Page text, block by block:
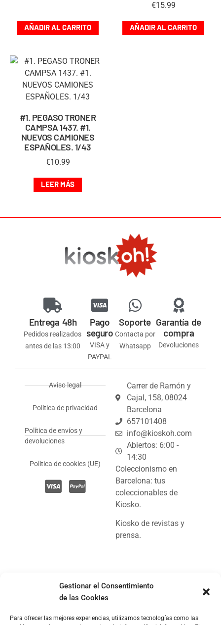
Gestionar el Consentimiento
de las Cookies
Para ofrecer las mejores experiencias, utilizamos tecnologías como las
AÑADIR AL CARRITO
€15.99
AÑADIR AL CARRITO
#1. PEGASO TRONER
CAMPSA 1437. #1.
NUEVOS CAMIONES
ESPAÑOLES. 1/43
€10.99
LEER MÁS
Entrega 48h
Pedidos realizados
antes de las 13:00
Pago
seguro
VISA y
PAYPAL
Soporte
Contacta por
Whatsapp
Garantía de
compra
Devoluciones
Aviso legal
Política de privacidad
Política de envíos y
devoluciones
Política de cookies (UE)
Carrer de Ramón y
Cajal, 158, 08024
Barcelona
657101408
info@kioskoh.com
Abiertos: 6:00 -
14:30
Coleccionismo en
Barcelona: tus
coleccionables de
Kiosko.
Kiosko de revistas y
prensa.
© Copyright 2024, Kioskoh!